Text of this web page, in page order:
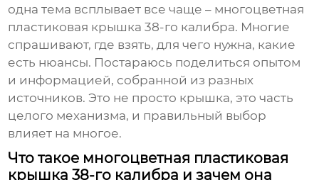
одна тема всплывает все чаще – многоцветная
пластиковая крышка 38-го калибра. Многие
спрашивают, где взять, для чего нужна, какие
есть нюансы. Постараюсь поделиться опытом
и информацией, собранной из разных
источников. Это не просто крышка, это часть
целого механизма, и правильный выбор
влияет на многое.
Что такое многоцветная пластиковая
крышка 38-го калибра и зачем она